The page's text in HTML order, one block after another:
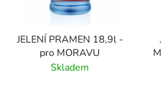
JELENÍ PRAMEN 18,9l -
pro MORAVU
Skladem